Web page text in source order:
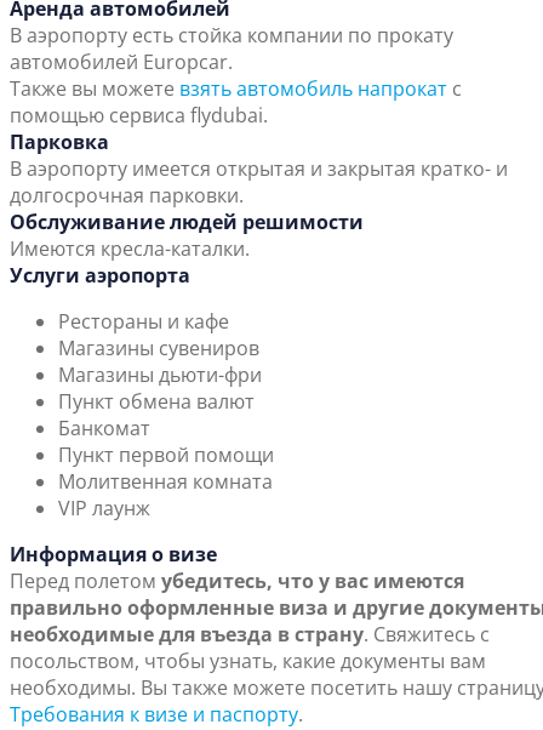
Аренда автомобилей
В аэропорту есть стойка компании по прокату
автомобилей Europcar.
Также вы можете взять автомобиль напрокат с
помощью сервиса flydubai.
Парковка
В аэропорту имеется открытая и закрытая кратко- и
долгосрочная парковки.
Обслуживание людей решимости
Имеются кресла-каталки.
Услуги аэропорта
Рестораны и кафе
Магазины сувениров
Магазины дьюти-фри
Пункт обмена валют
Банкомат
Пункт первой помощи
Молитвенная комната
VIP лаунж
Информация о визе
Перед полетом убедитесь, что у вас имеются
правильно оформленные виза и другие
необходимые для въезда в страну. Свяжитесь с
посольством, чтобы узнать, какие документы вам
необходимы. Вы также можете посетить нашу
Требования к визе и паспорту.